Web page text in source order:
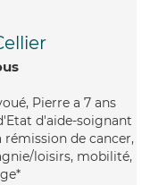
Pierre a 7 ans
d'aide-soignant
rémission de cancer,
loisirs, mobilité,